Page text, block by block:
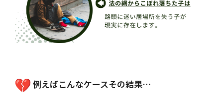
例えばこんなケースその結果…